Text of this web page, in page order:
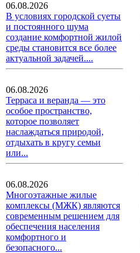
06.08.2026
В условиях городской суеты
и постоянного шума
создание комфортной жилой
среды становится все более
актуальной задачей....
06.08.2026
Терраса и веранда — это
особое пространство,
которое позволяет
наслаждаться природой,
отдыхать в кругу семьи
или...
06.08.2026
Многоэтажные жилые
комплексы (МЖК) являются
современным решением для
обеспечения населения
комфортного и
безопасного...